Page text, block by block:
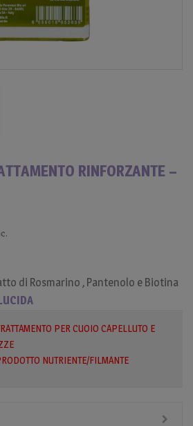
RINFORZANTE –
di Rosmarino , Pantenolo e Biotina
PER CUOIO CAPELLUTO E
NUTRIENTE/FILMANTE